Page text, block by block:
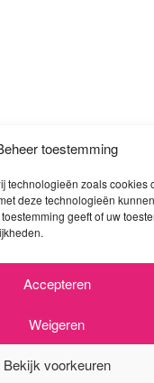
toestemming
technologieën zoals cookies
deze technologieën
geeft of uw
Accepteren
Weigeren
Bekijk voorkeuren